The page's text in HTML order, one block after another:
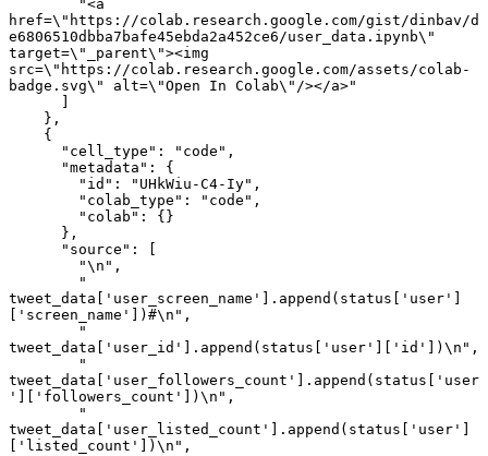
href=\"https://colab.research.google.com/gist/dinbav/d
e6806510dbba7bafe45ebda2a452ce6/user_data.ipynb\"
target=\"_parent\"><img
src=\"https://colab.research.google.com/assets/colab-
badge.svg\" alt=\"Open In Colab\"/></a>"
    },
    {
      "cell_type": "code",
      "metadata": {
        "id": "UHkWiu-C4-Iy",
        "colab_type": "code",
        "colab": {}
      },
      "source": [
        "\n",
tweet_data['user_screen_name'].append(status['user']
['screen_name'])#\n",
tweet_data['user_id'].append(status['user']['id'])\n",
tweet_data['user_followers_count'].append(status['user
']['followers_count'])\n",
tweet_data['user_listed_count'].append(status['user']
['listed_count'])\n",